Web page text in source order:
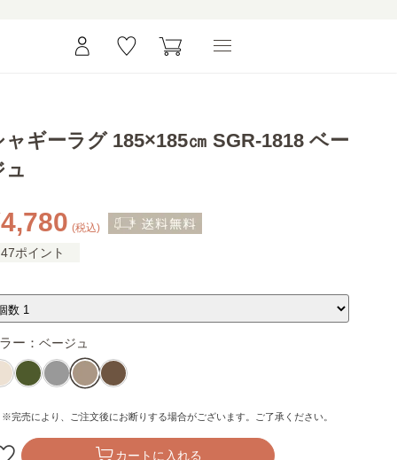
ャギーラグ 185×185㎝ SGR-1818 ベー
ュ
(税込)
47ポイント
ー： ベージュ
※完売により、ご注文後にお断りする場合がございます。ご了承ください。
カートに入れる